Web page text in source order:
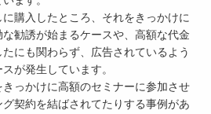
購入したところ、それをきっかけに
勧誘が始まるケースや、高額な代金
にも関わらず、広告されているよう
が発生しています。
っかけに高額のセミナーに参加させ
契約を結ばされてたりする事例があ